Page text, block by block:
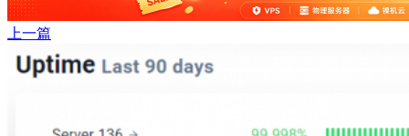
上一篇